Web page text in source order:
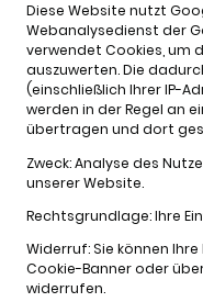
Diese Website nutzt
Webanalysedienst der
verwendet Cookies, um
auszuwerten. Die
(einschließlich Ihrer IP-
werden in der Regel an
übertragen und dort
Zweck: Analyse des
unserer Website.
Rechtsgrundlage: Ihre
Widerruf: Sie können
Cookie-Banner oder
widerrufen.